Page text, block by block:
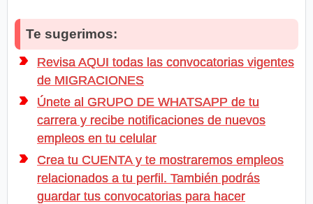
Te sugerimos:
Revisa AQUI todas las convocatorias vigentes
de MIGRACIONES
Únete al GRUPO DE WHATSAPP de tu
carrera y recibe notificaciones de nuevos
empleos en tu celular
Crea tu CUENTA y te mostraremos empleos
relacionados a tu perfil. También podrás
guardar tus convocatorias para hacer